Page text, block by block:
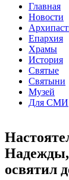
Главная
Новости
Епархия
Храмы
История
Святые
Святыни
Музей
Для СМИ
освятил